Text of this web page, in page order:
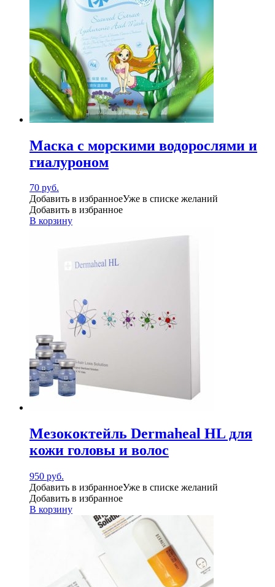
Маска с морскими водорослями и
гиалуроном
70 руб.
Добавить в избранноеУже в списке желаний
Добавить в избранное
В корзину
Мезококтейль Dermaheal HL для
кожи головы и волос
950 руб.
Добавить в избранноеУже в списке желаний
Добавить в избранное
В корзину